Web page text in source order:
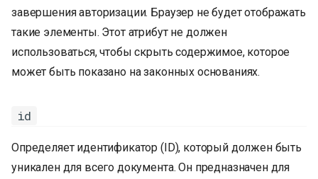
завершения авторизации. Браузер не будет отображать
такие элементы. Этот атрибут не должен
использоваться, чтобы скрыть содержимое, которое
может быть показано на законных основаниях.
id
Определяет идентификатор (ID), который должен быть
уникален для всего документа. Он предназначен для